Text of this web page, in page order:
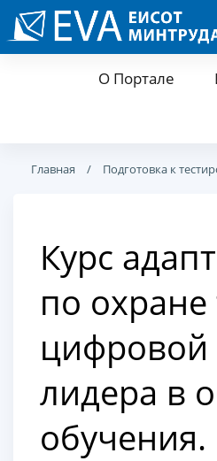
О Портале
Главная Подготовка к
Курс
по
цифровой
лидера в
обучения.